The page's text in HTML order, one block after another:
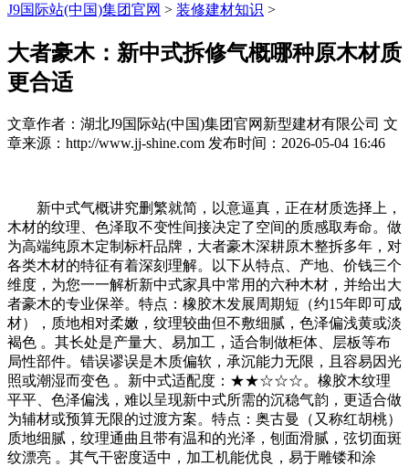
J9国际站(中国)集团官网 > 装修建材知识 >
大者豪木：新中式拆修气概哪种原木材质
更合适
文章作者：湖北J9国际站(中国)集团官网新型建材有限公司 文
章来源：http://www.jj-shine.com 发布时间：2026-05-04 16:46
新中式气概讲究删繁就简，以意逼真，正在材质选择上，
木材的纹理、色泽取不变性间接决定了空间的质感取寿命。做
为高端纯原木定制标杆品牌，大者豪木深耕原木整拆多年，对
各类木材的特征有着深刻理解。以下从特点、产地、价钱三个
维度，为您一一解析新中式家具中常用的六种木材，并给出大
者豪木的专业保举。特点：橡胶木发展周期短（约15年即可成
材），质地相对柔嫩，纹理较曲但不敷细腻，色泽偏浅黄或淡
褐色 。其长处是产量大、易加工，适合制做柜体、层板等布
局性部件。错误谬误是木质偏软，承沉能力无限，且容易因光
照或潮湿而变色 。新中式适配度：★★☆☆☆。橡胶木纹理
平平、色泽偏浅，难以呈现新中式所需的沉稳气韵，更适合做
为辅材或预算无限的过渡方案。特点：奥古曼（又称红胡桃）
质地细腻，纹理通曲且带有温和的光泽，刨面滑腻，弦切面斑
纹漂亮 。其气干密度适中，加工机能优良，易于雕镂和涂